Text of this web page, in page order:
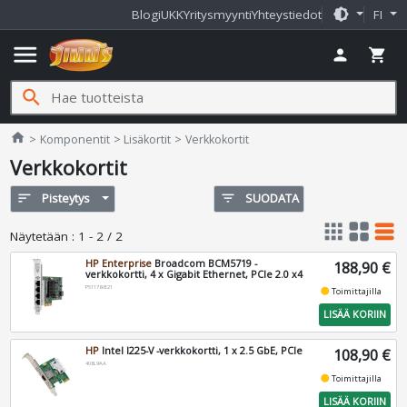
BlogiUKKYritysmyyntiYhteystiedot brightness_medium FI
menu person shopping_cart
search
home Jimms.fi
Komponentit Lisäkortit Verkkokortit
Verkkokortit
sort Pisteytys filter_list SUODATA
Näytetään : 1 - 2 / 2 apps grid_view table_rows
HP Enterprise Broadcom BCM5719 -
verkkokortti, 4 x Gigabit Ethernet, PCIe 2.0 x4
P51178-B21
188,90 €
fiber_manual_recordToimittajilla
LISÄÄ KORIIN
HP Intel I225-V -verkkokortti, 1 x 2.5 GbE, PCIe
406L9AA 108,90 €
fiber_manual_recordToimittajilla
LISÄÄ KORIIN